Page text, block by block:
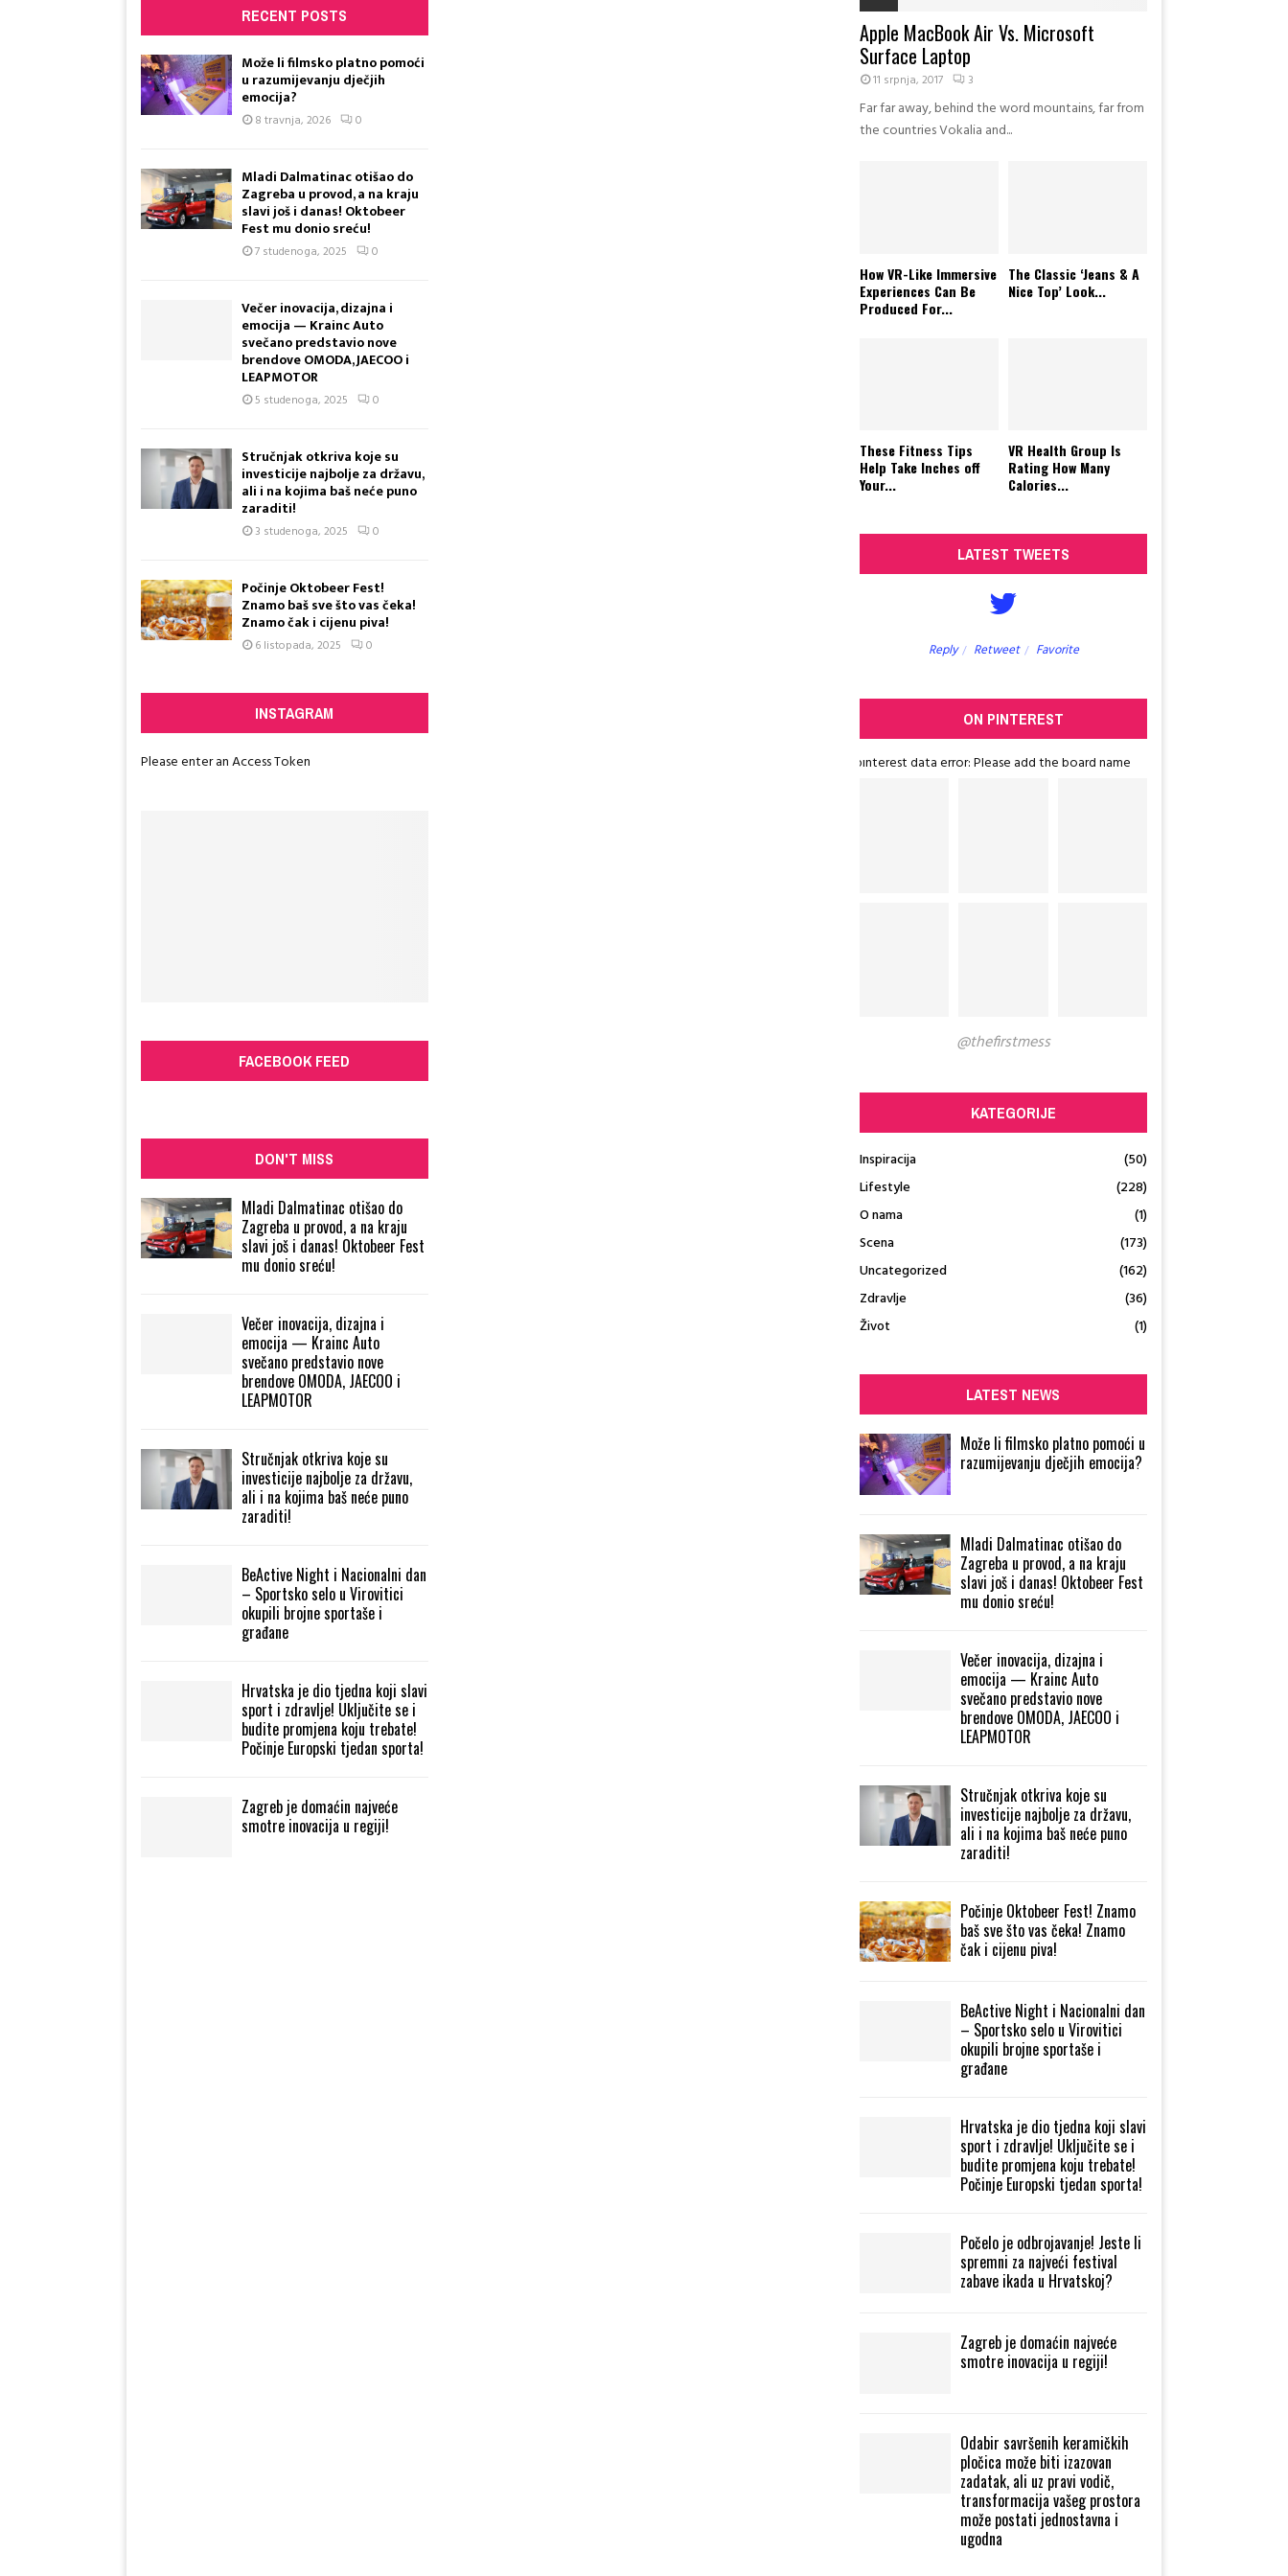
RECENT POSTS
Može li filmsko platno pomoći
u razumijevanju dječjih
emocija?
8 travnja, 2026 0
Mladi Dalmatinac otišao do
Zagreba u provod, a na kraju
slavi još i danas! Oktobeer
Fest mu donio sreću!
7 studenoga, 2025 0
Večer inovacija, dizajna i
emocija — Krainc Auto
svečano predstavio nove
brendove OMODA, JAECOO i
LEAPMOTOR
5 studenoga, 2025 0
Stručnjak otkriva koje su
investicije najbolje za državu,
ali i na kojima baš neće puno
zaraditi!
3 studenoga, 2025 0
Počinje Oktobeer Fest!
Znamo baš sve što vas čeka!
Znamo čak i cijenu piva!
6 listopada, 2025 0
INSTAGRAM
Please enter an Access Token
FACEBOOK FEED
DON'T MISS
Mladi Dalmatinac otišao do
Zagreba u provod, a na kraju
slavi još i danas! Oktobeer Fest
mu donio sreću!
Večer inovacija, dizajna i
emocija — Krainc Auto
svečano predstavio nove
brendove OMODA, JAECOO i
LEAPMOTOR
Stručnjak otkriva koje su
investicije najbolje za državu,
ali i na kojima baš neće puno
zaraditi!
BeActive Night i Nacionalni dan
– Sportsko selo u Virovitici
okupili brojne sportaše i
građane
Hrvatska je dio tjedna koji slavi
sport i zdravlje! Uključite se i
budite promjena koju trebate!
Počinje Europski tjedan sporta!
Zagreb je domaćin najveće
smotre inovacija u regiji!
Apple MacBook Air Vs. Microsoft
Surface Laptop
11 srpnja, 2017 3
Far far away, behind the word mountains, far from
the countries Vokalia and...
How VR-Like Immersive
Experiences Can Be
Produced For...
The Classic ‘Jeans & A
Nice Top’ Look...
These Fitness Tips
Help Take Inches off
Your...
VR Health Group Is
Rating How Many
Calories...
LATEST TWEETS
Reply Reply Retweet Favorite
ON PINTEREST
pinterest data error: Please add the board name
@thefirstmess
KATEGORIJE
Inspiracija
(50)
Lifestyle
(228)
O nama
(1)
Scena
(173)
Uncategorized
(162)
Zdravlje
(36)
Život
(1)
LATEST NEWS
Može li filmsko platno pomoći u
razumijevanju dječjih emocija?
Mladi Dalmatinac otišao do
Zagreba u provod, a na kraju
slavi još i danas! Oktobeer Fest
mu donio sreću!
Večer inovacija, dizajna i
emocija — Krainc Auto
svečano predstavio nove
brendove OMODA, JAECOO i
LEAPMOTOR
Stručnjak otkriva koje su
investicije najbolje za državu,
ali i na kojima baš neće puno
zaraditi!
Počinje Oktobeer Fest! Znamo
baš sve što vas čeka! Znamo
čak i cijenu piva!
BeActive Night i Nacionalni dan
– Sportsko selo u Virovitici
okupili brojne sportaše i
građane
Hrvatska je dio tjedna koji slavi
sport i zdravlje! Uključite se i
budite promjena koju trebate!
Počinje Europski tjedan sporta!
Počelo je odbrojavanje! Jeste li
spremni za najveći festival
zabave ikada u Hrvatskoj?
Zagreb je domaćin najveće
smotre inovacija u regiji!
Odabir savršenih keramičkih
pločica može biti izazovan
zadatak, ali uz pravi vodič,
transformacija vašeg prostora
može postati jednostavna i
ugodna